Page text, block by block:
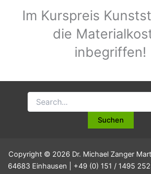
Im Kurspreis
die
inbegriffen!
Copyright © 2026 Dr. Michael Zanger
64683 Einhausen | +49 (0) 151 / 1495